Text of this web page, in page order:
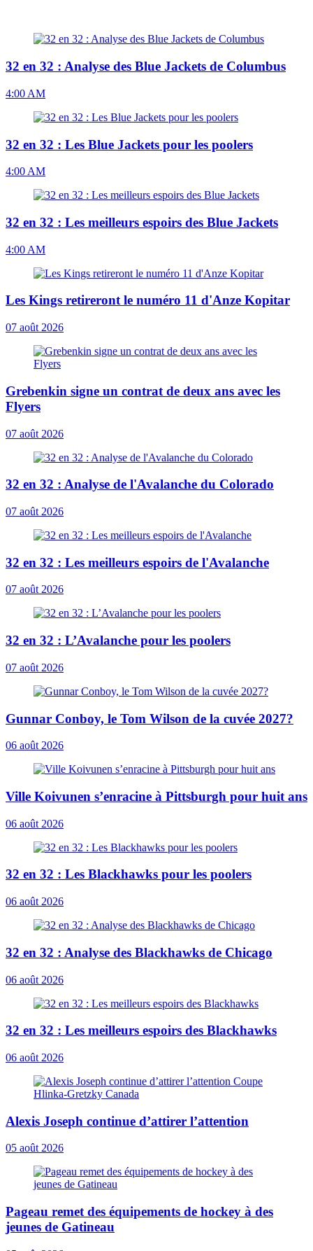
32 en 32 : Analyse des Blue Jackets de Columbus
4:00 AM
32 en 32 : Les Blue Jackets pour les poolers
4:00 AM
32 en 32 : Les meilleurs espoirs des Blue Jackets
4:00 AM
Les Kings retireront le numéro 11 d'Anze Kopitar
07 août 2026
Grebenkin signe un contrat de deux ans avec les
Flyers
07 août 2026
32 en 32 : Analyse de l'Avalanche du Colorado
07 août 2026
32 en 32 : Les meilleurs espoirs de l'Avalanche
07 août 2026
32 en 32 : L’Avalanche pour les poolers
07 août 2026
Gunnar Conboy, le Tom Wilson de la cuvée 2027?
06 août 2026
Ville Koivunen s’enracine à Pittsburgh pour huit ans
06 août 2026
32 en 32 : Les Blackhawks pour les poolers
06 août 2026
32 en 32 : Analyse des Blackhawks de Chicago
06 août 2026
32 en 32 : Les meilleurs espoirs des Blackhawks
06 août 2026
Alexis Joseph continue d’attirer l’attention
05 août 2026
Pageau remet des équipements de hockey à des
jeunes de Gatineau